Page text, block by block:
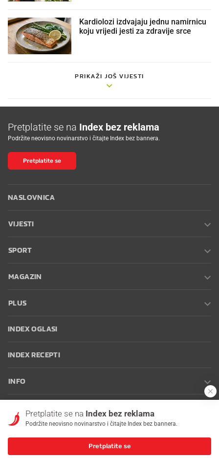
Kardiolozi izdvajaju jednu namirnicu
koju vrijedi jesti za zdravije srce
PRIKAŽI JOŠ VIJESTI
Pretplatite se na Index bez reklama
Podržite neovisno novinarstvo i čitajte Index bez bannera.
Pretplatite se
NASLOVNICA
VIJESTI
SPORT
MAGAZIN
PLUS
INDEX OGLASI
INDEX RECEPTI
INFO
korištenja
Postavke kolačića
© 2026 Index
Pretplatite se na Index bez reklama
Podržite neovisno novinarstvo i čitajte Index bez bannera.
Pretplatite se